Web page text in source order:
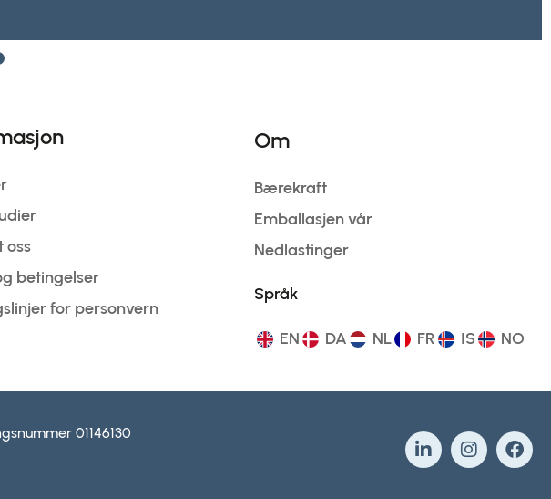
oss
betingelser
for personvern
Om
Bærekraft
Emballasjen vår
Nedlastinger
Språk
EN DA NL FR IS NO
01146130
L
i
I
n
F
a